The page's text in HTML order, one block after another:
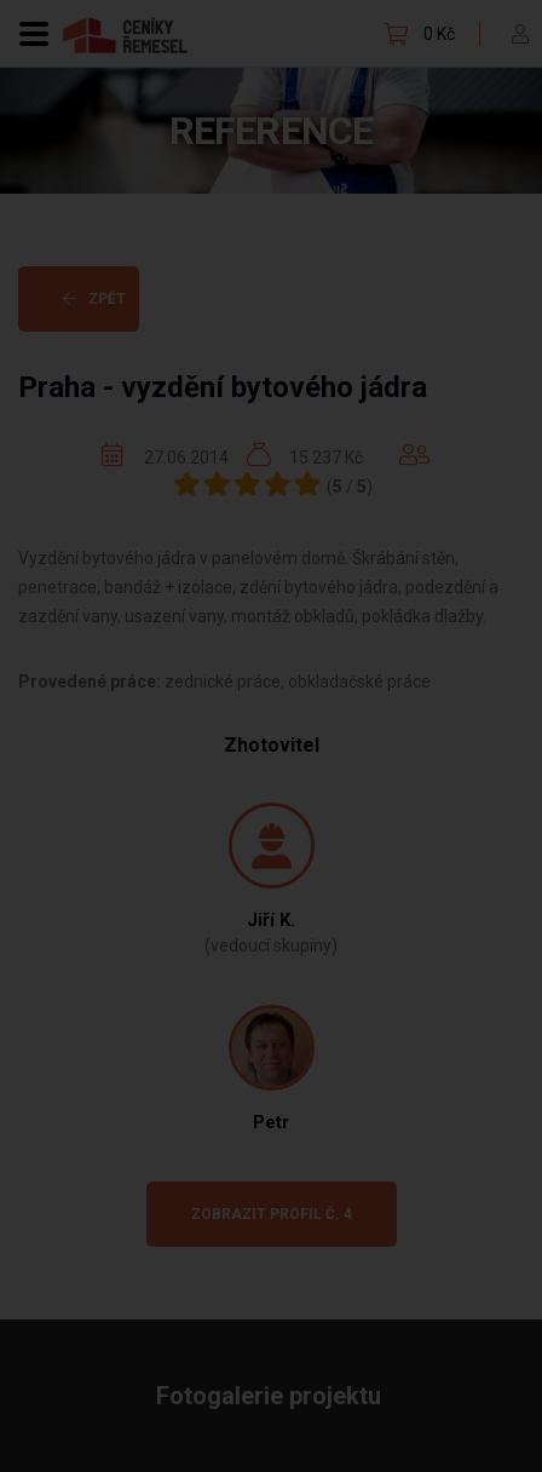
0 Kč
REFERENCE
ZPĚT
Praha - vyzdění bytového jádra
27.06.2014
15 237 Kč
( 5 / 5)
Vyzdění bytového jádra v panelovém domě. Škrábání stěn,
penetrace, bandáž + izolace, zdění bytového jádra, podezdění a
zazdění vany, usazení vany, montáž obkladů, pokládka dlažby.
Provedené práce: zednické práce, obkladačské práce
Zhotovitel
Jiří K.
(vedoucí skupiny)
Petr
ZOBRAZIT PROFIL Č. 4
Fotogalerie projektu